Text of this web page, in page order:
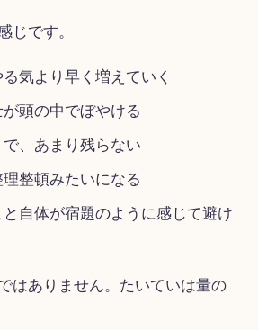
じです。
気より早く増えていく
頭の中でぼやける
、あまり残らない
整頓みたいになる
自体が宿題のように感じて避け
はありません。たいていは量の